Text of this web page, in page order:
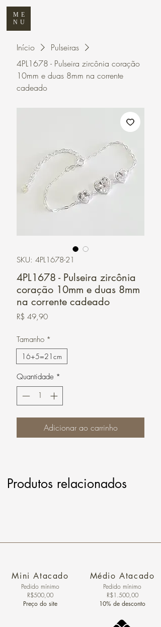
ME
NU
Início
Pulseiras
4PL1678 - Pulseira zircônia coração
10mm e duas 8mm na corrente
cadeado
SKU: 4PL1678-21
4PL1678 - Pulseira zircônia
coração 10mm e duas 8mm
na corrente cadeado
R$ 49,90Preço
Tamanho *
16+5=21cm
Quantidade *
Adicionar ao carrinho
Produtos relacionados
Mini Atacado
Pedido ​mínimo
R$500,00
Preço do site
Médio Atacado
Pedido mínimo
R$1.500,00
10% de desconto